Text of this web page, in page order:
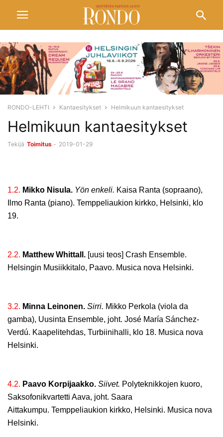
RONDO-LEHTI Kantaesitykset Helmikuun kantaesitykset
Helmikuun kantaesitykset
Tekijä Toimitus - 2019-01-29
1.2. Mikko Nisula. Yön enkeli. Kaisa Ranta (sopraano),
Ilmo Ranta (piano). Temppeliaukion kirkko, Helsinki, klo
19.
2.2. Matthew Whittall. [uusi teos] Crash Ensemble.
Helsingin Musiikkitalo, Paavo. Musica nova Helsinki.
3.2. Minna Leinonen. Sirri. Mikko Perkola (viola da
gamba), Uusinta Ensemble, joht. José María Sánchez-
Verdú. Kaapelitehdas, Turbiinihalli, klo 18. Musica nova
Helsinki.
4.2. Paavo Korpijaakko. Siivet. Polyteknikkojen kuoro,
Saksofonikvartetti Aava, joht. Saara
Aittakumpu. Temppeliaukion kirkko, Helsinki. Musica nova
Helsinki.